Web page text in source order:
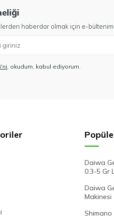
haberdar olmak için e-
, okudum, kabul ediyorum.
Daiwa
0.3-5 Gr
Daiwa
Makinesi